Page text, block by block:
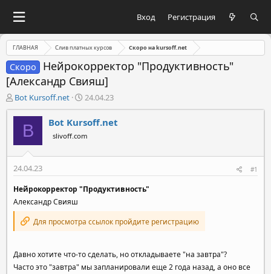
Вход Регистрация
ГЛАВНАЯ Слив платных курсов Скоро на kursoff.net
Скоро
Нейрокорректор "Продуктивность"
[Александр Свияш]
А
в
т
м
ы
Bot Kursoff.net
Д
а
т
а
н
а
л
а
24.04.23
B Bot Kursoff.net
slivoff.com
24.04.23 #1
Нейрокорректор "Продуктивность"
Александр Свияш
Для просмотра ссылок пройдите регистрацию
Давно хотите что-то сделать, но откладываете "на завтра"?
Часто это "завтра" мы запланировали еще 2 года назад, а оно все